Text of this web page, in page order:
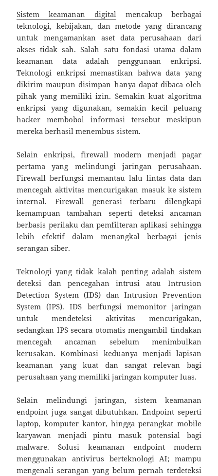
Sistem keamanan digital mencakup berbagai
teknologi, kebijakan, dan metode yang dirancang
untuk mengamankan aset data perusahaan dari
akses tidak sah. Salah satu fondasi utama dalam
keamanan data adalah penggunaan enkripsi.
Teknologi enkripsi memastikan bahwa data yang
dikirim maupun disimpan hanya dapat dibaca oleh
pihak yang memiliki izin. Semakin kuat algoritma
enkripsi yang digunakan, semakin kecil peluang
hacker membobol informasi tersebut meskipun
mereka berhasil menembus sistem.
Selain enkripsi, firewall modern menjadi pagar
pertama yang melindungi jaringan perusahaan.
Firewall berfungsi memantau lalu lintas data dan
mencegah aktivitas mencurigakan masuk ke sistem
internal. Firewall generasi terbaru dilengkapi
kemampuan tambahan seperti deteksi ancaman
berbasis perilaku dan pemfilteran aplikasi sehingga
lebih efektif dalam menangkal berbagai jenis
serangan siber.
Teknologi yang tidak kalah penting adalah sistem
deteksi dan pencegahan intrusi atau Intrusion
Detection System (IDS) dan Intrusion Prevention
System (IPS). IDS berfungsi memonitor jaringan
untuk mendeteksi aktivitas mencurigakan,
sedangkan IPS secara otomatis mengambil tindakan
mencegah ancaman sebelum menimbulkan
kerusakan. Kombinasi keduanya menjadi lapisan
keamanan yang kuat dan sangat relevan bagi
perusahaan yang memiliki jaringan komputer luas.
Selain melindungi jaringan, sistem keamanan
endpoint juga sangat dibutuhkan. Endpoint seperti
laptop, komputer kantor, hingga perangkat mobile
karyawan menjadi pintu masuk potensial bagi
malware. Solusi keamanan endpoint modern
menggunakan antivirus berteknologi AI; mampu
mengenali serangan yang belum pernah terdeteksi